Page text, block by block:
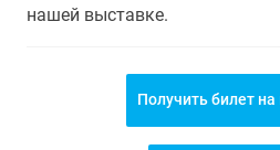
нашей выставке.
Получить билет